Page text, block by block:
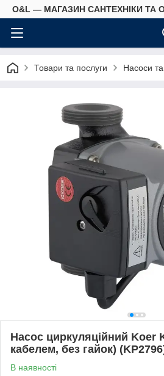
O&L — МАГАЗИН САНТЕХНІКИ ТА
Товари та послуги Насоси
Насос циркуляційний Koer
кабелем, без гайок)
В наявності